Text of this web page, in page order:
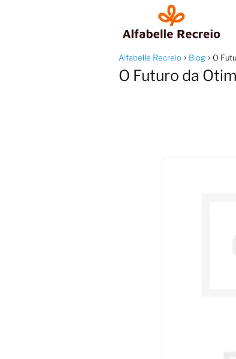
Alfabelle Recreio Blog O
O Futuro da